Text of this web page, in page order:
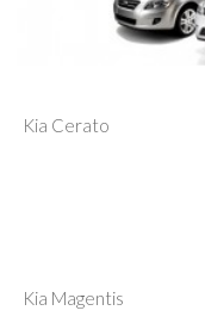
Kia Cerato
Kia Magentis